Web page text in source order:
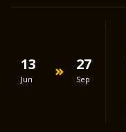
13
Jun
27
Sep